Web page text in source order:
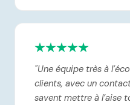
"Une équipe très à
clients, avec un
savent mettre à l’aise